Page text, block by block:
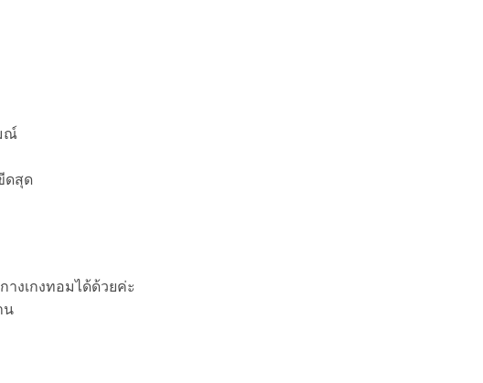
ณ์
ดสุด
งเกงทอมได้ด้วยค่ะ
น